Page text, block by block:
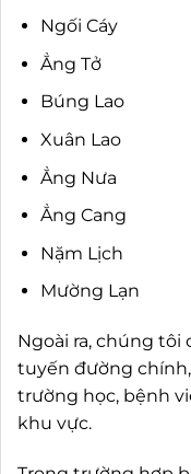
Ngối Cáy
Ẳng Tở
Búng Lao
Xuân Lao
Ẳng Nưa
Ẳng Cang
Nặm Lịch
Mường Lạn
Ngoài ra, chúng tôi
tuyến đường
trường học, bệnh
khu vực.